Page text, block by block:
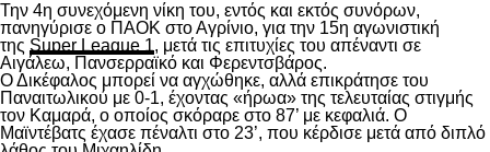
Την 4η συνεχόμενη νίκη του, εντός και εκτός συνόρων,
πανηγύρισε ο ΠΑΟΚ στο Αγρίνιο, για την 15η αγωνιστική
της Super League 1, μετά τις επιτυχίες του απέναντι σε
Αιγάλεω, Πανσερραϊκό και Φερεντσβάρος.
Ο Δικέφαλος μπορεί να αγχώθηκε, αλλά επικράτησε του
Παναιτωλικού με 0-1, έχοντας «ήρωα» της τελευταίας στιγμής
τον Καμαρά, ο οποίος σκόραρε στο 87’ με κεφαλιά. Ο
Μαϊντέβατς έχασε πέναλτι στο 23’, που κέρδισε μετά από διπλό